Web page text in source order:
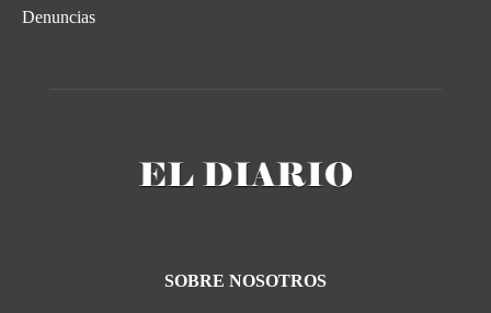
Denuncias
SOBRE NOSOTROS